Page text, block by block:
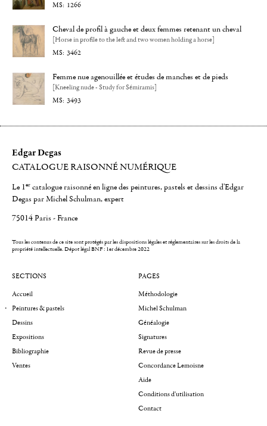
1266
Cheval de profil à gauche et deux femmes retenant un cheval
[Horse in profile to the left and two women holding a horse]
3462
Femme nue agenouillée et études de manches et de pieds
[Kneeling nude - Study for Sémiramis]
3493
Edgar Degas
CATALOGUE RAISONNÉ NUMÉRIQUE
Le 1er catalogue raisonné en ligne des peintures, pastels et dessins d'Edgar
Degas par Michel Schulman, expert
75014 Paris - France
Tous les contenus de ce site sont protégés par les dispositions légales et réglementaires sur les droits de la
propriété intellectuelle.Dépot légal BNF : 1er décembre 2022
SECTIONS
Accueil
Peintures & pastels
Dessins
Expositions
Bibliographie
Ventes
PAGES
Méthodologie
Michel Schulman
Généalogie
Signatures
Revue de presse
Concordance Lemoisne
Aide
Conditions d'utilisation
Contact